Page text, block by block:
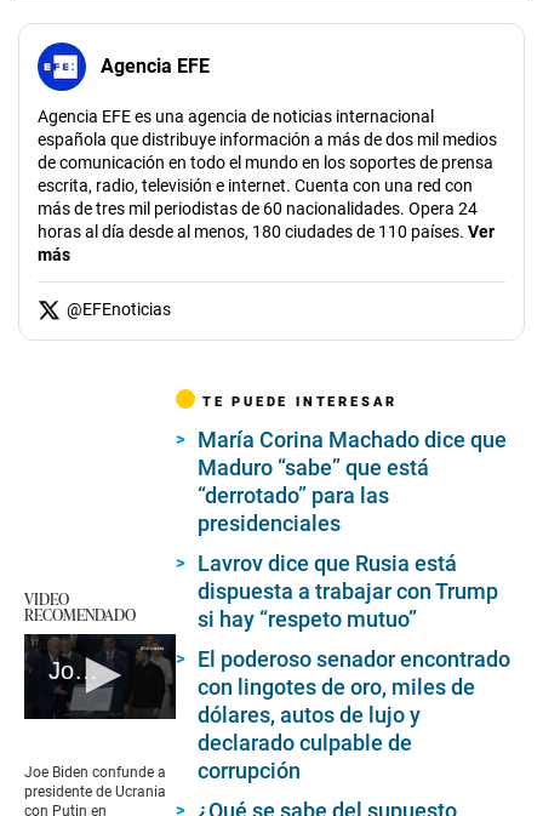
Agencia EFE
Agencia EFE es una agencia de noticias internacional
española que distribuye información a más de dos mil medios
de comunicación en todo el mundo en los soportes de prensa
escrita, radio, televisión e internet. Cuenta con una red con
más de tres mil periodistas de 60 nacionalidades. Opera 24
horas al día desde al menos, 180 ciudades de 110 países. Ver
más
@EFEnoticias
VIDEO
RECOMENDADO
Joe Biden confunde a presidente de Ucrania con Putin
of
58
seconds
Joe Biden confunde a
presidente de Ucrania
con Putin en
TE PUEDE INTERESAR
María Corina Machado dice que
Maduro “sabe” que está
“derrotado” para las
presidenciales
Lavrov dice que Rusia está
dispuesta a trabajar con Trump
si hay “respeto mutuo”
El poderoso senador encontrado
con lingotes de oro, miles de
dólares, autos de lujo y
declarado culpable de
corrupción
¿Qué se sabe del supuesto